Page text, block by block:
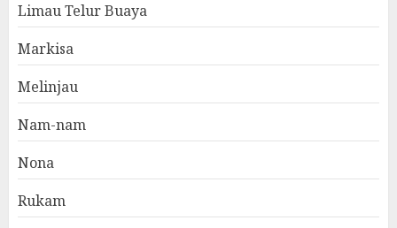
Limau Telur Buaya
Markisa
Melinjau
Nam-nam
Nona
Rukam